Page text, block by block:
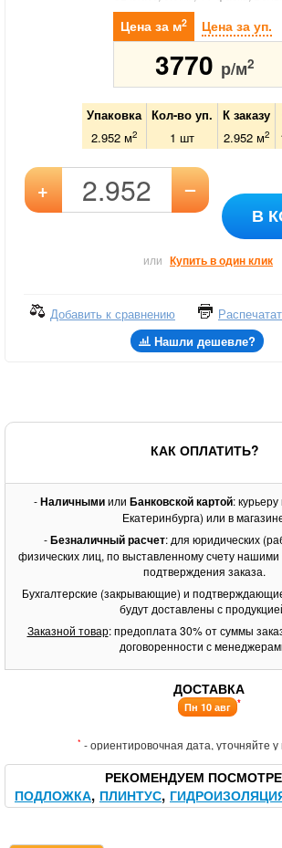
Цена за м2 Цена за уп.
3770 р/м2
Упаковка Кол-во уп. К заказу
2.952 м2 1 шт 2.952 м2
+ –
В
или Купить в один клик
Добавить к сравнению
Нашли дешевле?
КАК ОПЛАТИТЬ?
-Наличнымиили Банковской картой:
Екатеринбурга) или в
-Безналичный расчет: для юридических
физических лиц, по выставленному счету
подтверждения заказа.
Бухгалтерские (закрывающие) и
будут доставлены с
Заказной товар: предоплата 30% от суммы
договоренности с
ДОСТАВКА
Пн 10 авг *
* - ориентировочная дата, уточняйте
РЕКОМЕНДУЕМ
ПОДЛОЖКА ПЛИНТУС